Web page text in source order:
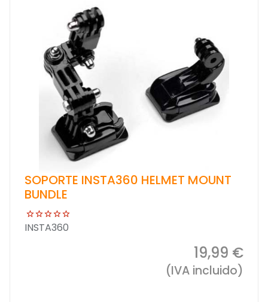
SOPORTE INSTA360 HELMET MOUNT
BUNDLE
INSTA360
19,99 €
(IVA incluido)